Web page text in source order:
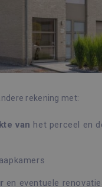
rekening met:
van het perceel en
en eventuele